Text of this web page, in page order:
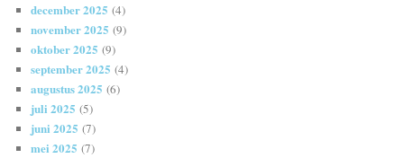
december 2025 (4)
november 2025 (9)
oktober 2025 (9)
september 2025 (4)
augustus 2025 (6)
juli 2025 (5)
juni 2025 (7)
mei 2025 (7)